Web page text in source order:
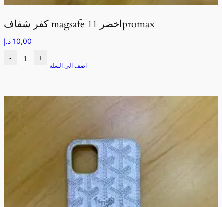
كفر شفاف magsafe اخضر 11promax
10,00 د.إ
- +
اضف الى السلة